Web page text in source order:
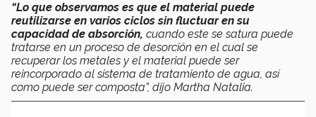
“Lo que observamos es que el material puede
reutilizarse en varios ciclos sin fluctuar en su
capacidad de absorción, cuando este se satura puede
tratarse en un proceso de desorción en el cual se
recuperar los metales y el material puede ser
reincorporado al sistema de tratamiento de agua, así
como puede ser composta”, dijo Martha Natalia.